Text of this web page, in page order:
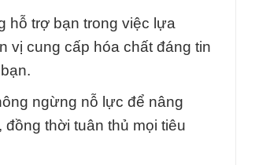
hỗ trợ bạn trong việc lựa
vị cung cấp hóa chất đáng tin
ngừng nỗ lực để nâng
thời tuân thủ mọi tiêu